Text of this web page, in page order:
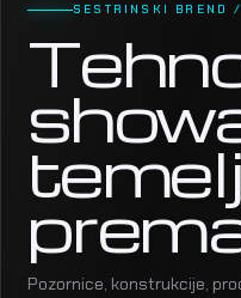
SESTRINSKI BREND
Pozornice, konstrukcije,